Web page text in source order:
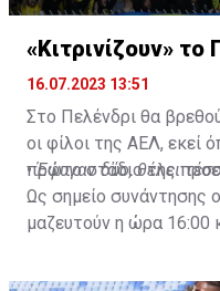
«Κιτρινίζουν»
16.07.2023 13:51
Στο Πελένδρι θα
οι φίλοι της ΑΕΛ, εκεί
πρώτο στάδιο της
•Έφυγαν δύο, θέλει
Ως σημείο συνάντησης
μαζευτούν η ώρα 16:00
δώοσυν το παρών τους